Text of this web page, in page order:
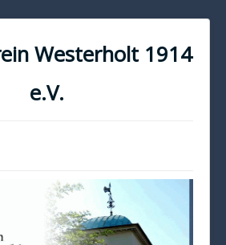
Westerholt 1914
e.V.